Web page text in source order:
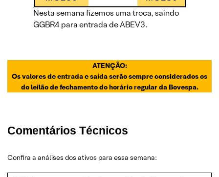
Nesta semana fizemos uma troca, saindo
GGBR4 para entrada de ABEV3.
ATENÇÃO:
Os valores de entrada e saída serão sempre considerados os
do leilão de fechamento do horário regular da Bovespa.
Comentários Técnicos
Confira a análises dos ativos para essa semana: